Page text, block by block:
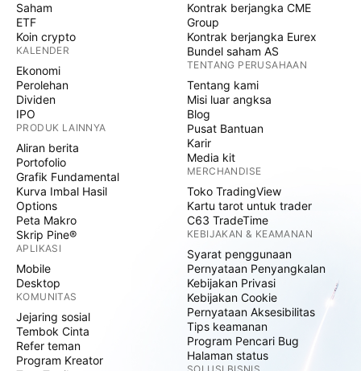
Saham
ETF
Koin crypto
KALENDER
Ekonomi
Perolehan
Dividen
IPO
PRODUK LAINNYA
Aliran berita
Portofolio
Grafik Fundamental
Kurva Imbal Hasil
Options
Peta Makro
Skrip Pine®
APLIKASI
Mobile
Desktop
KOMUNITAS
Jejaring sosial
Tembok Cinta
Refer teman
Program Kreator
Kontrak berjangka CME
Group
Kontrak berjangka Eurex
Bundel saham AS
TENTANG PERUSAHAAN
Tentang kami
Misi luar angksa
Blog
Pusat Bantuan
Karir
Media kit
MERCHANDISE
Toko TradingView
Kartu tarot untuk trader
C63 TradeTime
KEBIJAKAN & KEAMANAN
Syarat penggunaan
Pernyataan Penyangkalan
Kebijakan Privasi
Kebijakan Cookie
Pernyataan Aksesibilitas
Tips keamanan
Program Pencari Bug
Halaman status